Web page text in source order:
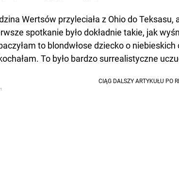
Wertsów przyleciała z Ohio do
spotkanie było dokładnie takie, jak
to blondwłose dziecko o niebieskich
To było bardzo surrealistyczne